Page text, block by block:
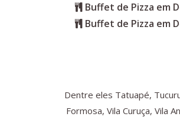
Buffet de Pizza em
Buffet de Pizza em
Dentre eles Tatuapé,
Formosa, Vila Curuça, Vila